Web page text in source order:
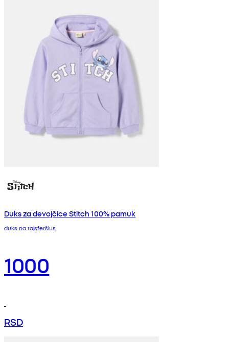
Duks za devojčice Stitch 100% pamuk
duks na rajsferšlus
1000
RSD